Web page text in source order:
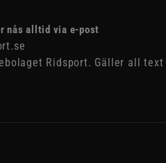
nås alltid via e-post
Ridsport. Gäller all text